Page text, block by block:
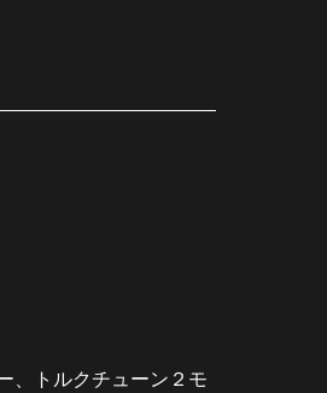
、トルクチューン２モ